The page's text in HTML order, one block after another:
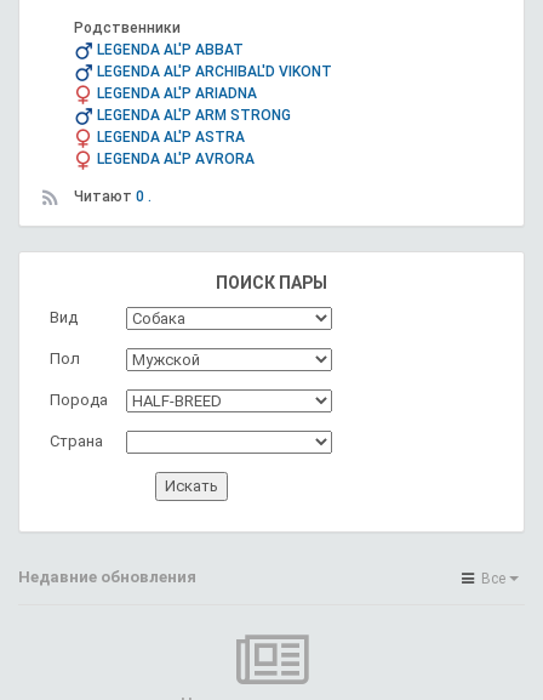
Родственники
LEGENDA AL'P ABBAT
LEGENDA AL'P ARCHIBAL'D VIKONT
LEGENDA AL'P ARIADNA
LEGENDA AL'P ARM STRONG
LEGENDA AL'P ASTRA
LEGENDA AL'P AVRORA
Читают 0 .
ПОИСК ПАРЫ
Вид
Пол
Порода
Страна
Недавние обновления Все